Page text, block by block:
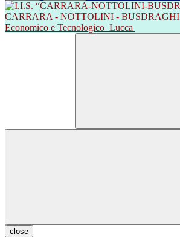
CARRARA - NOTTOLINI - BUSDRAGHI
Economico e Tecnologico Lucca
close